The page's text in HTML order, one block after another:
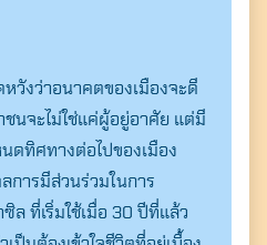
งว่าอนาคตของเมืองจะดี
ชนจะไม่ใช่แค่ผู้อยู่อาศัย แต่มี
ดทิศทางต่อไปของเมือง
การมีส่วนร่วมในการ
ล ที่เริ่มใช้เมื่อ 30 ปีที่แล้ว